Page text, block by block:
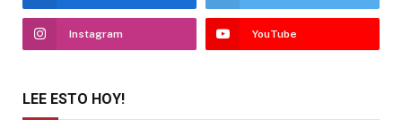
Instagram YouTube
LEE ESTO HOY!